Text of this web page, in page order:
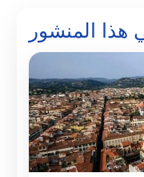
المنشور